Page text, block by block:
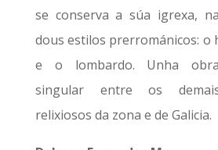
se conserva a súa igrexa,
dous estilos prerrománicos: o
e o lombardo. Unha obra
singular entre os
relixiosos da zona e de Galicia.